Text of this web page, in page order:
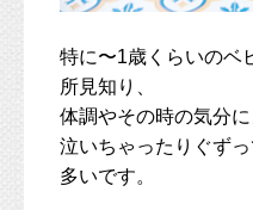
特に〜1歳くらいのベ
所見知り、
体調やその時の気分に
泣いちゃったりぐず
多いです。